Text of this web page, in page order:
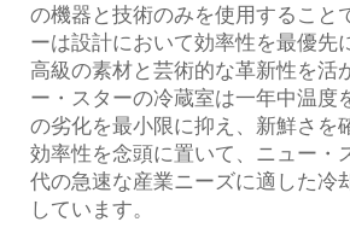
の機器と技術のみを使用すること
ーは設計において効率性を最優先
高級の素材と芸術的な革新性を活
ー・スターの冷蔵室は一年中温度
の劣化を最小限に抑え、新鮮さを
効率性を念頭に置いて、ニュー・
代の急速な産業ニーズに適した冷
しています。